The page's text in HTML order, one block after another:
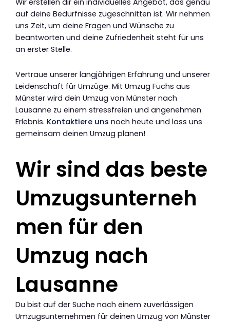
Wir erstellen dir ein individuelles Angebot, das genau
auf deine Bedürfnisse zugeschnitten ist. Wir nehmen
uns Zeit, um deine Fragen und Wünsche zu
beantworten und deine Zufriedenheit steht für uns
an erster Stelle.
Vertraue unserer langjährigen Erfahrung und unserer
Leidenschaft für Umzüge. Mit Umzug Fuchs aus
Münster wird dein Umzug von Münster nach
Lausanne zu einem stressfreien und angenehmen
Erlebnis. Kontaktiere uns noch heute und lass uns
gemeinsam deinen Umzug planen!
Wir sind das beste
Umzugsunterneh
men für den
Umzug nach
Lausanne
Du bist auf der Suche nach einem zuverlässigen
Umzugsunternehmen für deinen Umzug von Münster